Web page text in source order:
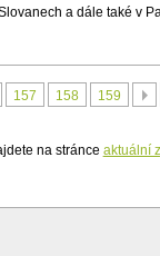
a dále také v
157 158 159
na stránce aktuální